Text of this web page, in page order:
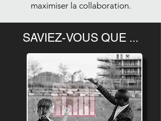
maximiser la collaboration.
SAVIEZ-VOUS QUE ...